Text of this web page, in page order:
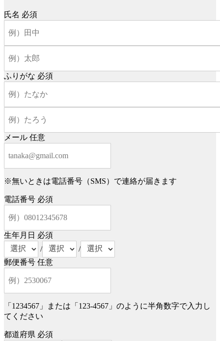
氏名 必須
ふりがな 必須
メール 任意
※無いときは電話番号（SMS）で連絡が届きます
電話番号 必須
生年月日 必須
/
/
郵便番号 任意
「1234567」または「123-4567」のように半角数字で入力し
てください
都道府県 必須